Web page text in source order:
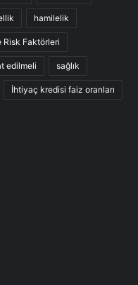
hamilelik
Risk Faktörleri
edilmeli sağlık
İhtiyaç kredisi faiz oranları